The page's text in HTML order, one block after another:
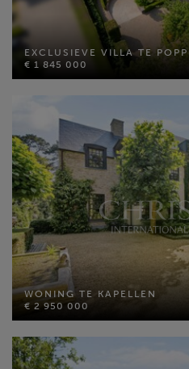
EXCLUSIEVE VILLA TE
€ 1 845 000
EXCLUSIEVE
€ 1
Bewoonbare
MEER
WONING TE KAPELLEN
€ 2 950 000
WONING TE
€ 2